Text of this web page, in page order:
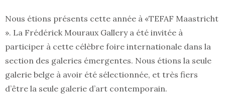
Nous étions présents cette année à «TEFAF Maastricht
». La Frédérick Mouraux Gallery a été invitée à
participer à cette célèbre foire internationale dans la
section des galeries émergentes. Nous étions la seule
galerie belge à avoir été sélectionnée, et très fiers
d’être la seule galerie d’art contemporain.